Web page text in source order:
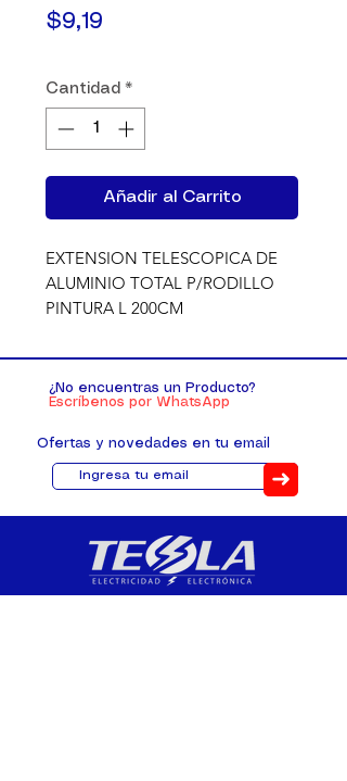
$9,19
Cantidad *
Añadir al Carrito
EXTENSION TELESCOPICA DE
ALUMINIO TOTAL P/RODILLO
PINTURA L 200CM
¿No encuentras un Producto?
Escríbenos por WhatsApp
Ofertas y novedades en tu email
➜